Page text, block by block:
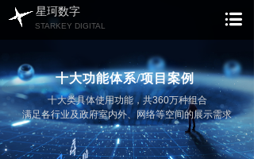
十大功能体系/项目案例
十大类具体使用功能，共360万种组合
满足各行业及政府室内外、网络等空间的展示需求
星珂数字
STARKEY DIGITAL